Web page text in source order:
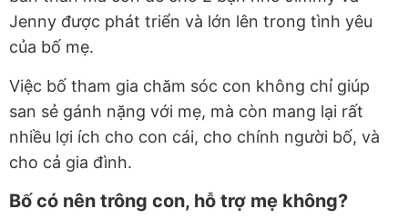
Jenny được phát triển và lớn lên trong tình yêu
của bố mẹ.
Việc bố tham gia chăm sóc con không chỉ giúp
san sẻ gánh nặng với mẹ, mà còn mang lại rất
nhiều lợi ích cho con cái, cho chính người bố, và
cho cả gia đình.
Bố có nên trông con, hỗ trợ mẹ không?